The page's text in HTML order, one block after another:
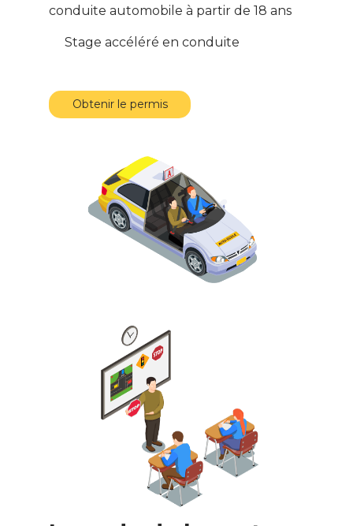
conduite automobile à partir de 18 ans
Stage accéléré en conduite
Obtenir le permis